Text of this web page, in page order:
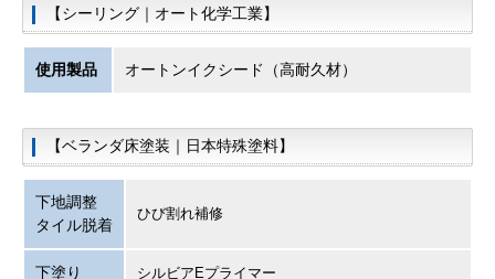
【シーリング｜オート化学工業】
使用製品 オートンイクシード（高耐久材）
【ベランダ床塗装｜日本特殊塗料】
下地調整
タイル脱着
ひび割れ補修
下塗り シルビアEプライマー